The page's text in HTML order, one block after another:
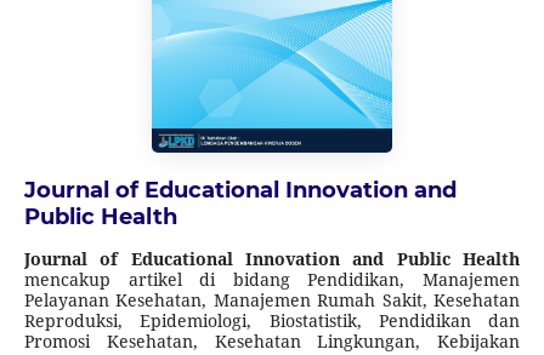
Journal of Educational Innovation and
Public Health
Journal of Educational Innovation and Public Health
mencakup artikel di bidang Pendidikan, Manajemen
Pelayanan Kesehatan, Manajemen Rumah Sakit, Kesehatan
Reproduksi, Epidemiologi, Biostatistik, Pendidikan dan
Promosi Kesehatan, Kesehatan Lingkungan, Kebijakan